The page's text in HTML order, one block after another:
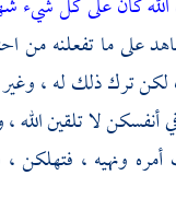
على ما تفعلنه من
ترك ذلك له ،
أنفسكن لا تلقين
ونهيه ، فتهلكن